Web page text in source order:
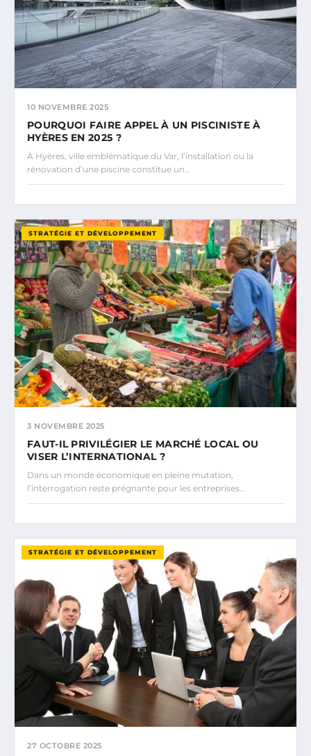
10 NOVEMBRE 2025
POURQUOI FAIRE APPEL À UN PISCINISTE À
HYÈRES EN 2025 ?
À Hyères, ville emblématique du Var, l’installation ou la
rénovation d’une piscine constitue un…
STRATÉGIE ET DÉVELOPPEMENT
3 NOVEMBRE 2025
FAUT-IL PRIVILÉGIER LE MARCHÉ LOCAL OU
VISER L’INTERNATIONAL ?
Dans un monde économique en pleine mutation,
l’interrogation reste prégnante pour les entreprises…
STRATÉGIE ET DÉVELOPPEMENT
27 OCTOBRE 2025